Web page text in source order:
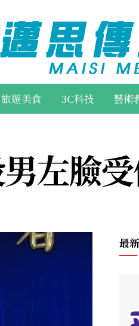
旅遊美食 3C科技 藝術
左臉
最